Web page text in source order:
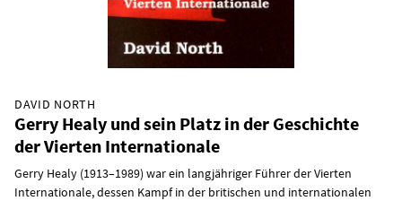
DAVID NORTH
Gerry Healy und sein Platz in der Geschichte
der Vierten Internationale
Gerry Healy (1913–1989) war ein langjähriger Führer der Vierten
Internationale, dessen Kampf in der britischen und internationalen